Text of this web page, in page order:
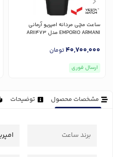
ساعت مچی مردانه امپریو آرمانی
EMPORIO ARMANI مدل AR11473
40,700,000تومان
ارسال فوری
مشخصات محصول توضیحات
برند ساعت